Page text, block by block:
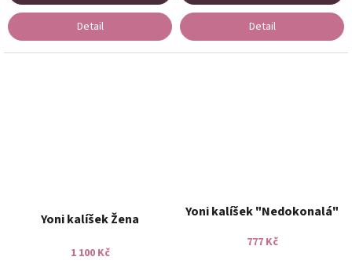
Detail Detail
Yoni kalíšek Žena
1 100 Kč
Yoni kalíšek "Nedokonalá"
777 Kč